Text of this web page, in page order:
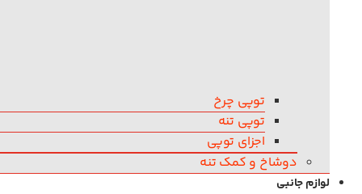
توپی چرخ
توپی تنه
اجزای توپی
دوشاخ و کمک تنه
لوازم جانبی